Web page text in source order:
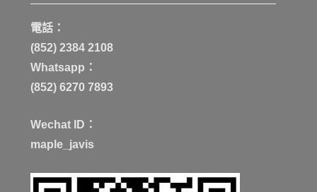
電話：
(852) 2384 2108
Whatsapp：
(852) 6270 7893
Wechat ID：
maple_javis